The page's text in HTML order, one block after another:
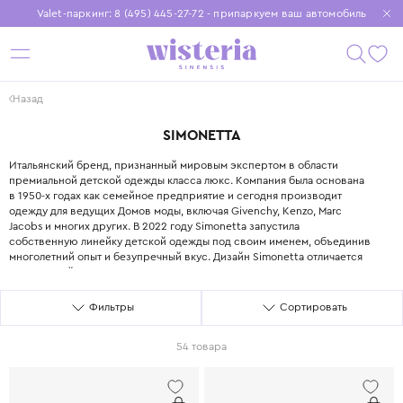
Valet-паркинг: 8 (495) 445-27-72 - припаркуем ваш автомобиль
Бесплатная доставка при заказе от 15 000 ₽
Установите приложение, чтобы покупки были еще удобнее
Назад
SIMONETTA
Итальянский бренд, признанный мировым экспертом в области
премиальной детской одежды класса люкс. Компания была основана
в 1950-х годах как семейное предприятие и сегодня производит
одежду для ведущих Домов моды, включая Givenchy, Kenzo, Marc
Jacobs и многих других. В 2022 году Simonetta запустила
собственную линейку детской одежды под своим именем, объединив
многолетний опыт и безупречный вкус. Дизайн Simonetta отличается
сдержанной элегантностью, вниманием к деталям и использованием
самых дорогих тканей: тончайшая шерсть, хлопок-сатин, кружево и
шёлк. Особое место в коллекциях занимают церемониальные наряды
для крещения, первого причастия и других торжественных событий.
высочайшее качество пошива и кроя. Все материалы, используемые
дерматологами для контакта с нежной детской кожей. Выбирая
Simonetta, вы выбираете проверенное поколениями итальянское
Фильтры Сортировать
54 товара